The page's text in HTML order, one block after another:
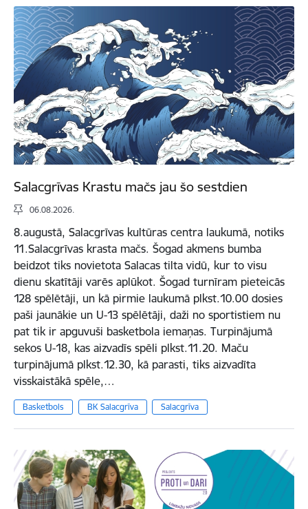
Salacgrīvas Krastu mačs jau šo sestdien
06.08.2026.
8.augustā, Salacgrīvas kultūras centra laukumā, notiks
11.Salacgrīvas krasta mačs. Šogad akmens bumba
beidzot tiks novietota Salacas tilta vidū, kur to visu
dienu skatītāji varēs aplūkot. Šogad turnīram pieteicās
128 spēlētāji, un kā pirmie laukumā plkst.10.00 dosies
paši jaunākie un U-13 spēlētāji, daži no sportistiem nu
pat tik ir apguvuši basketbola iemaņas. Turpinājumā
sekos U-18, kas aizvadīs spēli plkst.11.20. Maču
turpinājumā plkst.12.30, kā parasti, tiks aizvadīta
visskaistākā spēle,…
Basketbols BK Salacgrīva Salacgrīva